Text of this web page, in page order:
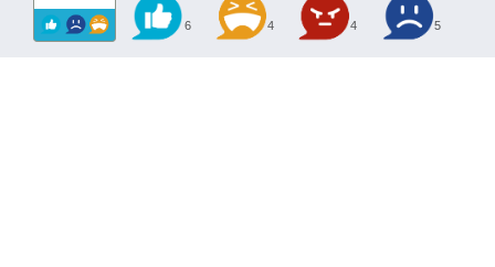
6 4 4 5